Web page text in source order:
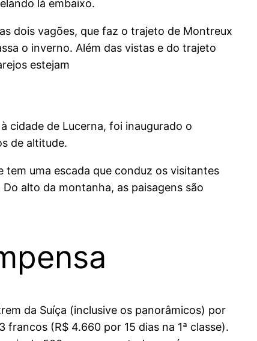
lá embaixo.
dois vagões, que faz o trajeto de Montreux
o inverno. Além das vistas e do trajeto
estejam
cidade de Lucerna, foi inaugurado o
de altitude.
tem uma escada que conduz os visitantes
alto da montanha, as paisagens são
da Suíça (inclusive os panorâmicos) por
(R$ 4.660 por 15 dias na 1ª classe).